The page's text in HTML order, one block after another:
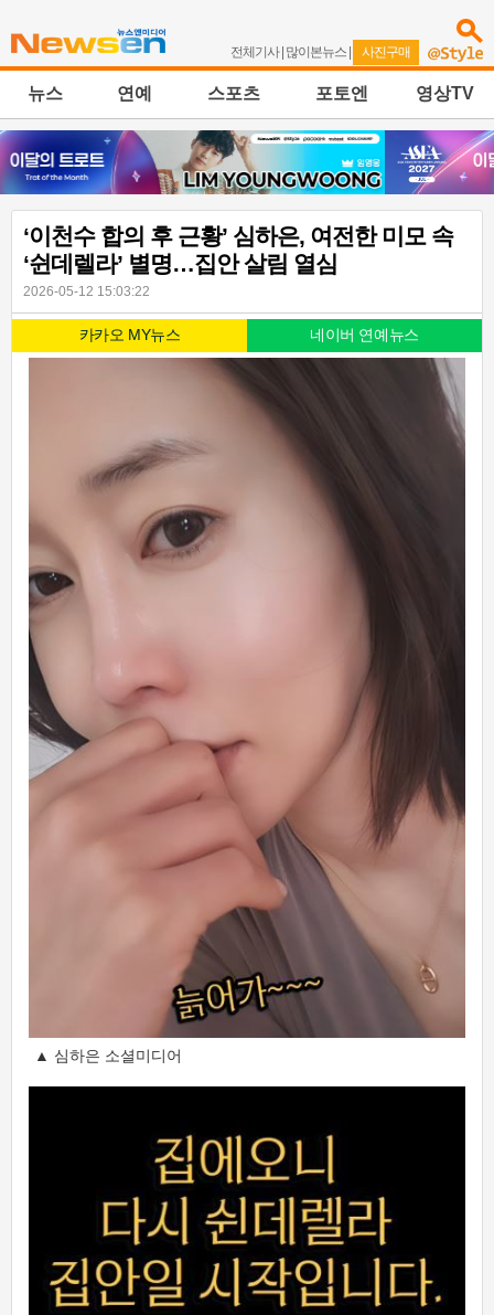
전체기사| 많이본뉴스 | 사진구매
뉴스 연예 스포츠 포토엔 영상TV
‘이천수 합의 후 근황’ 심하은, 여전한 미모 속
‘쉰데렐라’ 별명…집안 살림 열심
2026-05-12 15:03:22
카카오 MY뉴스 네이버 연예뉴스
▲ 심하은 소셜미디어